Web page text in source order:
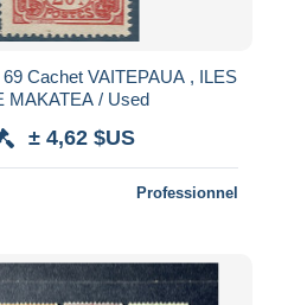
Cachet VAITEPAUA , ILES
MAKATEA / Used
± 4,62 $US
Professionnel